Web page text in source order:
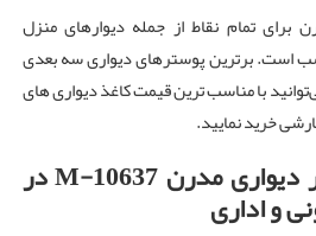
تمام نقاط از جمله دیوارهای منزل
است. برترین پوسترهای دیواری سه بعدی
با مناسب ترین قیمت کاغذ دیواری های
خرید نمایید.
دیواری مدرنM-10637 در
و اداری